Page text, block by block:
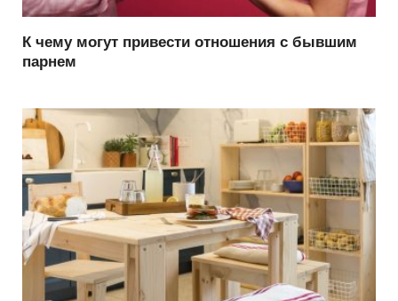
К чему могут привести отношения с бывшим
парнем